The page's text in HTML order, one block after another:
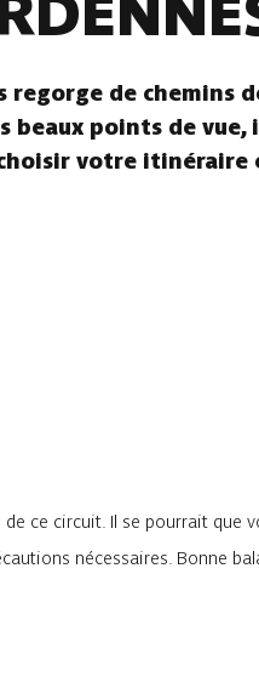
de chemins
beaux points de
votre
ce circuit. Il se pourrait que
nécessaires. Bonne